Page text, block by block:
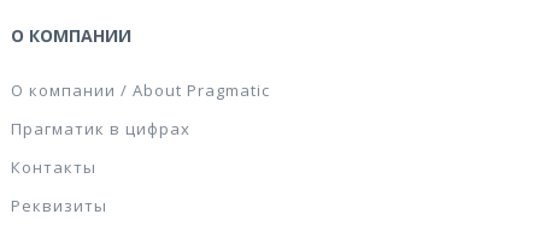
О КОМПАНИИ
О компании / About Pragmatic
Прагматик в цифрах
Контакты
Реквизиты